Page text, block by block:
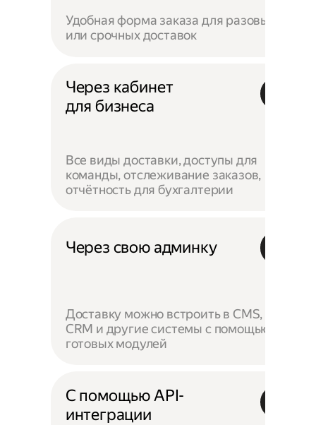
Удобная форма заказа для разовых
или срочных доставок
Через кабинет
для бизнеса
Все виды доставки, доступы для
команды, отслеживание заказов,
отчётность для бухгалтерии
Через свою админку
Доставку можно встроить в CMS,
CRM и другие системы с помощью
готовых модулей
С помощью API-
интеграции